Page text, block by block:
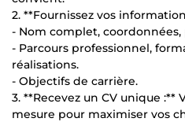
2. **Fournissez vos
- Nom complet,
- Parcours professionnel,
réalisations.
- Objectifs de carrière.
3. **Recevez un CV unique :**
mesure pour maximiser vos